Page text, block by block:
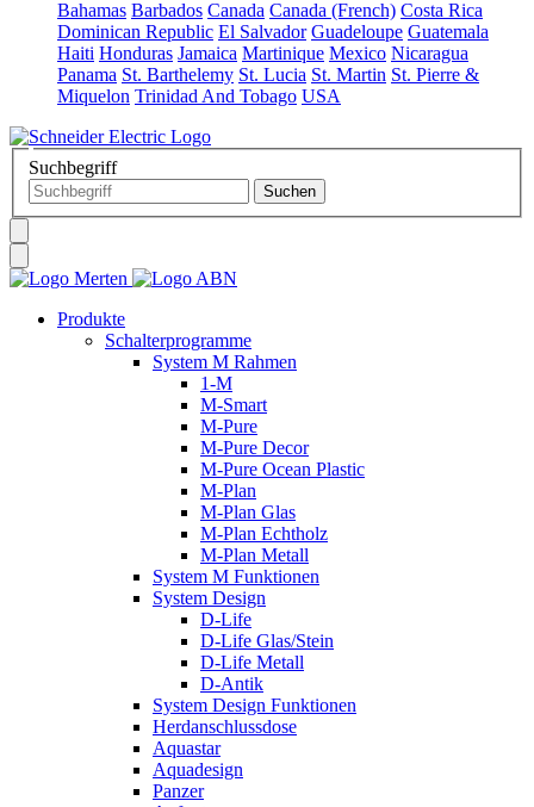
Bahamas Barbados Canada Canada (French) Costa Rica
Dominican Republic El Salvador Guadeloupe Guatemala
Haiti Honduras Jamaica Martinique Mexico Nicaragua
Panama St. Barthelemy St. Lucia St. Martin St. Pierre &
Miquelon Trinidad And Tobago USA
Suchbegriff
Produkte
Schalterprogramme
System M Rahmen
1-M
M-Smart
M-Pure
M-Pure Decor
M-Pure Ocean Plastic
M-Plan
M-Plan Glas
M-Plan Echtholz
M-Plan Metall
System M Funktionen
System Design
D-Life
D-Life Glas/Stein
D-Life Metall
D-Antik
System Design Funktionen
Herdanschlussdose
Aquastar
Aquadesign
Panzer